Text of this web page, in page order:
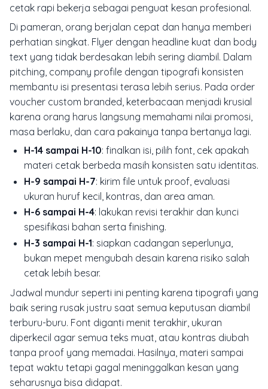
cetak rapi bekerja sebagai penguat kesan profesional.
Di pameran, orang berjalan cepat dan hanya memberi
perhatian singkat. Flyer dengan headline kuat dan body
text yang tidak berdesakan lebih sering diambil. Dalam
pitching, company profile dengan tipografi konsisten
membantu isi presentasi terasa lebih serius. Pada order
voucher custom branded, keterbacaan menjadi krusial
karena orang harus langsung memahami nilai promosi,
masa berlaku, dan cara pakainya tanpa bertanya lagi.
H-14 sampai H-10: finalkan isi, pilih font, cek apakah
materi cetak berbeda masih konsisten satu identitas.
H-9 sampai H-7: kirim file untuk proof, evaluasi
ukuran huruf kecil, kontras, dan area aman.
H-6 sampai H-4: lakukan revisi terakhir dan kunci
spesifikasi bahan serta finishing.
H-3 sampai H-1: siapkan cadangan seperlunya,
bukan mepet mengubah desain karena risiko salah
cetak lebih besar.
Jadwal mundur seperti ini penting karena tipografi yang
baik sering rusak justru saat semua keputusan diambil
terburu-buru. Font diganti menit terakhir, ukuran
diperkecil agar semua teks muat, atau kontras diubah
tanpa proof yang memadai. Hasilnya, materi sampai
tepat waktu tetapi gagal meninggalkan kesan yang
seharusnya bisa didapat.